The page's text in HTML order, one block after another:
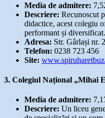
Media de admitere:
Descriere: Recunoscut
didactice, acest colegiu
performant și diversificat.
Adresa: Str. Gârlași nr.
Telefon: 0238 723 456
Site:
3. Colegiul Național „Mihai
Media de admitere:
Descriere: Un liceu